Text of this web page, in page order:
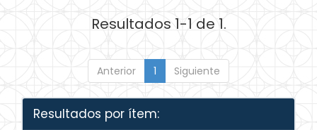
Resultados 1-1 de 1.
Anterior 1 Siguiente
Resultados por ítem: